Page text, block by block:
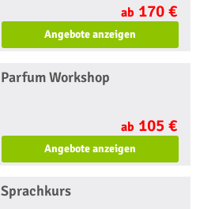
ab 170 €
Angebote anzeigen
Parfum Workshop
ab 105 €
Angebote anzeigen
Sprachkurs